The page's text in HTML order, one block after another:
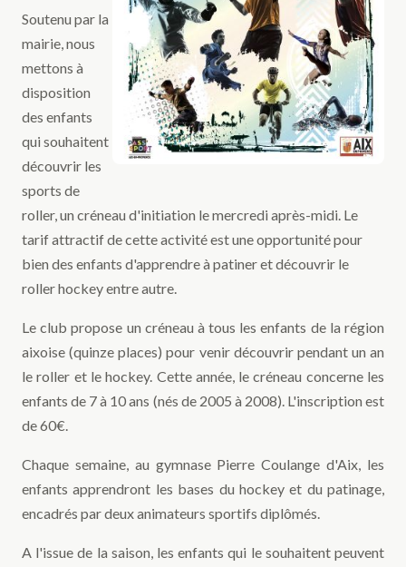
Soutenu par la
mairie, nous
mettons à
disposition
des enfants
qui souhaitent
découvrir les
sports de
roller, un créneau d'initiation le mercredi après-midi. Le
tarif attractif de cette activité est une opportunité pour
bien des enfants d'apprendre à patiner et découvrir le
roller hockey entre autre.
Le club propose un créneau à tous les enfants de la région
aixoise (quinze places) pour venir découvrir pendant un an
le roller et le hockey. Cette année, le créneau concerne les
enfants de 7 à 10 ans (nés de 2005 à 2008). L'inscription est
de 60€.
Chaque semaine, au gymnase Pierre Coulange d'Aix, les
enfants apprendront les bases du hockey et du patinage,
encadrés par deux animateurs sportifs diplômés.
A l'issue de la saison, les enfants qui le souhaitent peuvent